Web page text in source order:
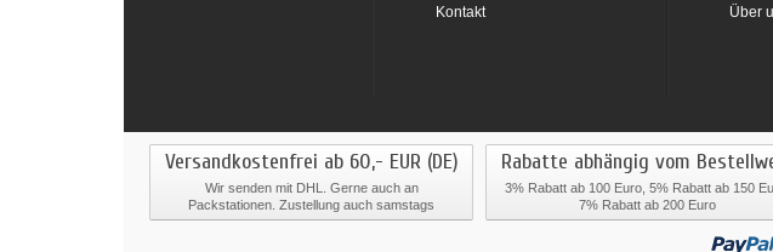
Kontakt
Über
Versandkostenfrei ab 60,- EUR (DE)
Wir senden mit DHL. Gerne auch an
Packstationen. Zustellung auch samstags
Rabatte abhängig vom
3% Rabatt ab 100 Euro, 5% Rabatt ab 150
7% Rabatt ab 200 Euro